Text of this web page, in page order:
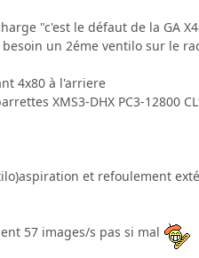
"c'est le défaut de la GA
un 2éme ventilo sur le
4x80 à l'arriere
XMS3-DHX PC3-12800
et refoulement
57 images/s pas si mal